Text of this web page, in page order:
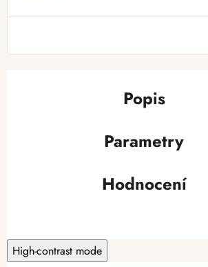
Měrná cena:
Popis
Parametry
Hodnocení
High-contrast mode